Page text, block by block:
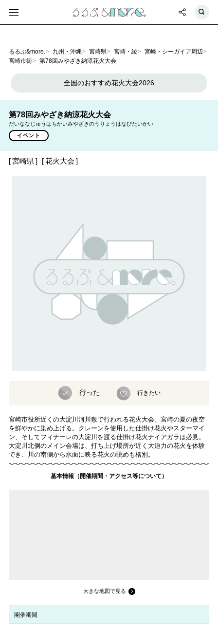
るるぶ&more. 九州・沖縄 宮崎県 宮崎・綾
宮崎・シーガイア周辺
宮崎市街
第78回みやざき納涼花火大会
全国のおすすめ花火大会2026
第78回みやざき納涼花火大会
だいななじゅうはちかいみやざきのうりょうはなびたいかい
イベント
宮崎県 花火大会
行った 行きたい
宮崎市役所近くの大淀川河川敷で行われる花火大会。宮崎の夏の夜空
を鮮やかに染め上げる。クレーンを使用した仕掛け花火やスターマイ
ン、そしてフィナーレの大淀川を渡る仕掛け花火ナイアガラは必見。
大淀川北側のメイン会場は、打ち上げ場所が近く大迫力の花火を体験
でき、川の南側から水面に映る花火の眺めも格別。
基本情報（開催期間・アクセス等について）
大きな地図で見る
開催期間